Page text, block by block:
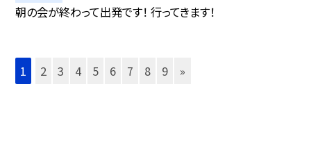
朝の会が終わって出発です！ 行ってきます！
1 2 3 4 5 6 7 8 9 »